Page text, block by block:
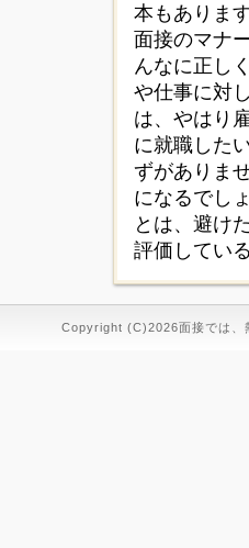
本もありま
面接のマナ
んなに正し
や仕事に対
は、やはり
に就職した
ずがありま
になるでし
とは、避け
評価してい
Copyright (C)2026面接では